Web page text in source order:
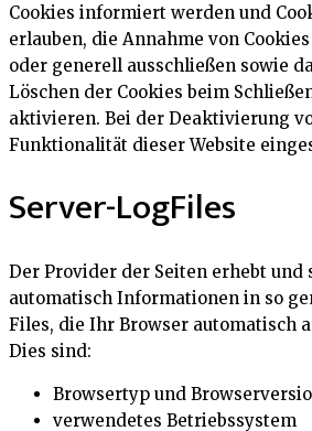
Cookies informiert werden und
erlauben, die Annahme von
oder generell ausschließen sowie
Löschen der Cookies beim
aktivieren. Bei der Deaktivierung
Funktionalität dieser Website
Server-LogFiles
Der Provider der Seiten erhebt und
automatisch Informationen in so
Files, die Ihr Browser automatisch
Dies sind:
Browsertyp und
verwendetes Betriebssystem